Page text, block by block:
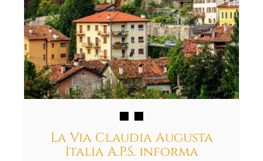
La Via Claudia Augusta
Italia A.P.S. informa